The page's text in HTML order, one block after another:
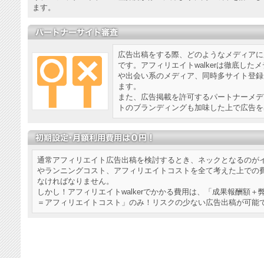
ます。
広告出稿をする際、どのようなメディア
です。アフィリエイトwalkerは徹底した
や出会い系のメディア、同時多サイト登
ます。
また、広告掲載を許可するパートナーメ
トのブランディングも加味した上で広告
通常アフィリエイト広告出稿を検討するとき、ネックとなるのが
やランニングコスト、アフィリエイトコストを全て考えた上での
なければなりません。
しかし！アフィリエイトwalkerでかかる費用は、「成果報酬額＋
＝アフィリエイトコスト」のみ！リスクの少ない広告出稿が可能